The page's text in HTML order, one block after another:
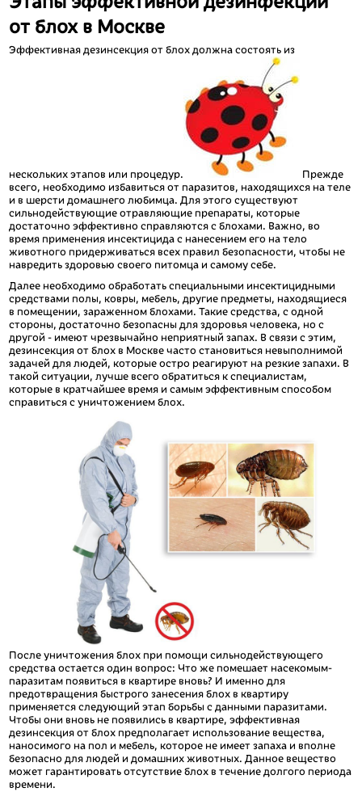
от блох в Москве
Эффективная дезинсекция от блох должна состоять из
нескольких этапов или процедур.
Прежде
всего, необходимо избавиться от паразитов, находящихся на теле
и в шерсти домашнего любимца. Для этого существуют
сильнодействующие отравляющие препараты, которые
достаточно эффективно справляются с блохами. Важно, во
время применения инсектицида с нанесением его на тело
животного придерживаться всех правил безопасности, чтобы не
навредить здоровью своего питомца и самому себе.
Далее необходимо обработать специальными инсектицидными
средствами полы, ковры, мебель, другие предметы, находящиеся
в помещении, зараженном блохами. Такие средства, с одной
стороны, достаточно безопасны для здоровья человека, но с
другой - имеют чрезвычайно неприятный запах. В связи с этим,
дезинсекция от блох в Москве часто становиться невыполнимой
задачей для людей, которые остро реагируют на резкие запахи. В
такой ситуации, лучше всего обратиться к специалистам,
которые в кратчайшее время и самым эффективным способом
справиться с уничтожением блох.
После уничтожения блох при помощи сильнодействующего
средства остается один вопрос: Что же помешает насекомым-
паразитам появиться в квартире вновь? И именно для
предотвращения быстрого занесения блох в квартиру
применяется следующий этап борьбы с данными паразитами.
Чтобы они вновь не появились в квартире, эффективная
дезинсекция от блох предполагает использование вещества,
наносимого на пол и мебель, которое не имеет запаха и вполне
безопасно для людей и домашних животных. Данное вещество
может гарантировать отсутствие блох в течение долгого периода
времени.